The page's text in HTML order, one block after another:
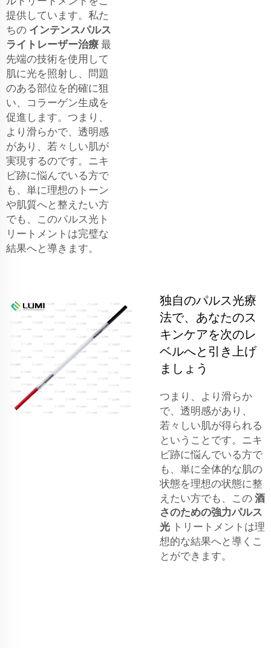
提供しています。私た
ちの インテンスパルス
ライトレーザー治療 最
先端の技術を使用して
肌に光を照射し、問題
のある部位を的確に狙
い、コラーゲン生成を
促進します。つまり、
より滑らかで、透明感
があり、若々しい肌が
実現するのです。ニキ
ビ跡に悩んでいる方で
も、単に理想のトーン
や肌質へと整えたい方
でも、このパルス光ト
リートメントは完璧な
結果へと導きます。
独自のパルス光療
法で、あなたのス
キンケアを次のレ
ベルへと引き上げ
ましょう
つまり、より滑らか
で、透明感があり、
若々しい肌が得られる
ということです。ニキ
ビ跡に悩んでいる方で
も、単に全体的な肌の
状態を理想の状態に整
えたい方でも、この 酒
さのための強力パルス
光 トリートメントは理
想的な結果へと導くこ
とができます。